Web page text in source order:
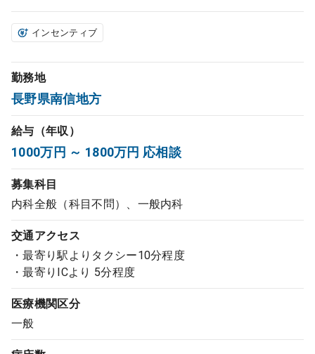
スポット検索 アルバイト
DtoDの転職・
コンサルタント
成功事例
転職ノウハウ
受付時間 9:00 ～ 18:00
0120-337-613
インセンティブ
勤務地
長野県南信地方
給与（年収）
1000万円 ～ 1800万円 応相談
募集科目
内科全般（科目不問）、一般内科
交通アクセス
・最寄り駅よりタクシー10分程度
・最寄りICより 5分程度
医療機関区分
一般